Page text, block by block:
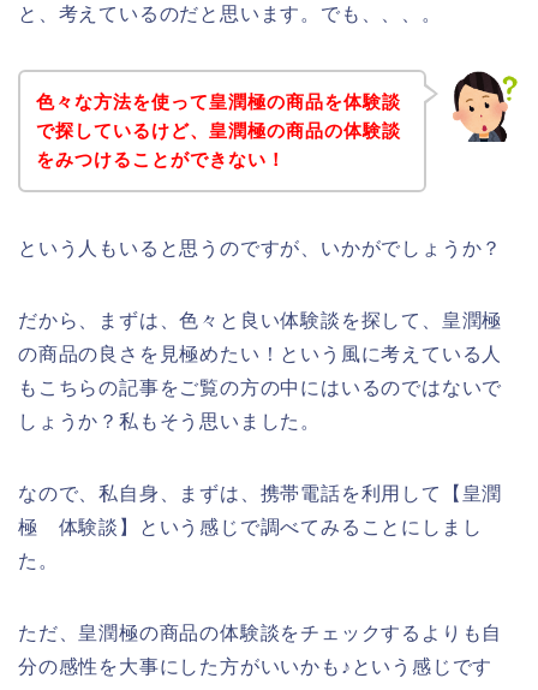
と、考えているのだと思います。でも、、、。
色々な方法を使って皇潤極の商品を体験談
で探しているけど、皇潤極の商品の体験談
をみつけることができない！
という人もいると思うのですが、いかがでしょうか？
だから、まずは、色々と良い体験談を探して、皇潤極
の商品の良さを見極めたい！という風に考えている人
もこちらの記事をご覧の方の中にはいるのではないで
しょうか？私もそう思いました。
なので、私自身、まずは、携帯電話を利用して【皇潤
極 体験談】という感じで調べてみることにしまし
た。
ただ、皇潤極の商品の体験談をチェックするよりも自
分の感性を大事にした方がいいかも♪という感じです